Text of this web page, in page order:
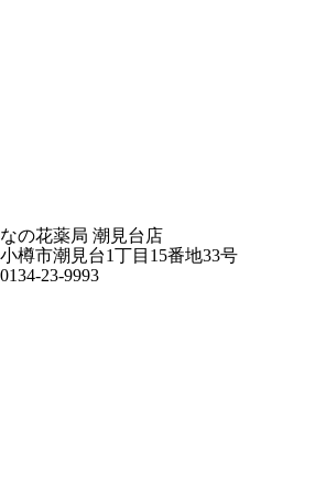
なの花薬局 潮見台店
小樽市潮見台1丁目15番地33号
0134-23-9993